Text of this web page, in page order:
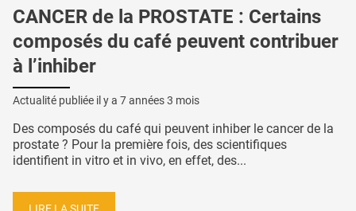
CANCER de la PROSTATE : Certains
composés du café peuvent contribuer
à l’inhiber
Actualité publiée il y a 7 années 3 mois
Des composés du café qui peuvent inhiber le cancer de la
prostate ? Pour la première fois, des scientifiques
identifient in vitro et in vivo, en effet, des...